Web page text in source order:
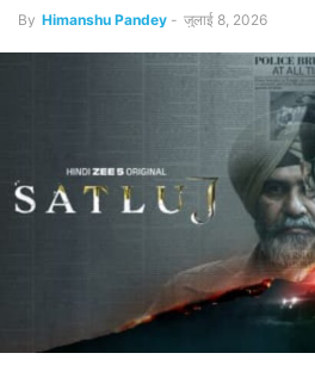
By Himanshu Pandey - जुलाई 8, 2026